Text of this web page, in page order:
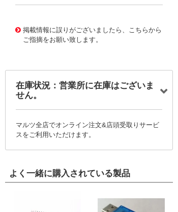
掲載情報に誤りがございましたら、こちらから
ご指摘をお願い致します。
在庫状況：営業所に在庫はございま
せん。
マルツ全店でオンライン注文&店頭受取りサービ
スをご利用いただけます。
よく一緒に購入されている製品